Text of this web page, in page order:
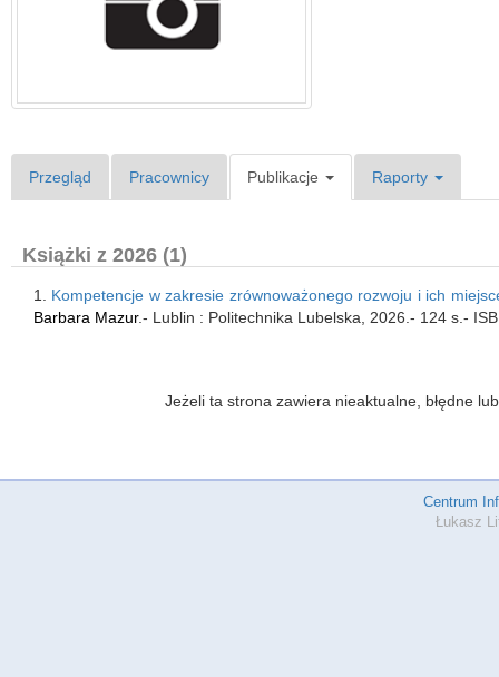
Przegląd Pracownicy Publikacje Raporty
Książki z 2026 (1)
1. Kompetencje w zakresie zrównoważonego rozwoju i ich
Barbara Mazur.- Lublin : Politechnika Lubelska, 2026.- 124 s.-
Jeżeli ta strona zawiera nieaktualne, błędne
Centrum
Łukasz